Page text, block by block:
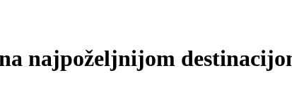
najpoželjnijom